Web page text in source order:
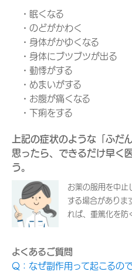
・眠くなる
・のどがかわく
・身体がかゆくなる
・身体にブツブツが出る
・動悸がする
・めまいがする
・お腹が痛くなる
・下痢をする
上記の症状のような「ふだ
思ったら、できるだけ早く
う。
お薬の服用を中止
する場合がありま
れば、重篤化を防
よくあるご質問
Q：なぜ副作用って起こるの